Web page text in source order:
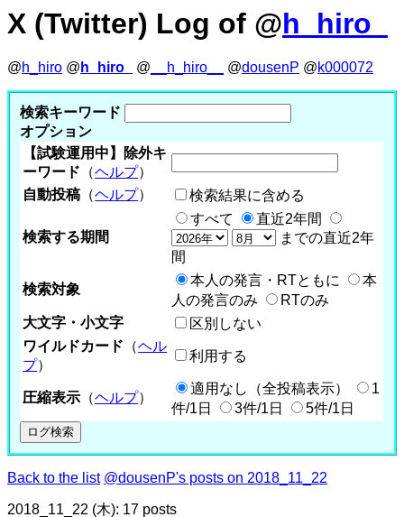
X (Twitter) Log of @h_hiro_
@h_hiro @ h_hiro_ @ __h_hiro__ @dousenP @k000072
検索キーワード
オプション
【試験運用中】除外キ
ーワード （ヘルプ）
自動投稿 （ヘルプ） 検索結果に含める
検索する期間
すべて
直近2年間
までの直近2年
間
検索対象
本人の発言・RTともに
本
人の発言のみ
RTのみ
大文字・小文字
区別しない
ワイルドカード （ヘル
プ）
利用する
圧縮表示 （ヘルプ）
適用なし（全投稿表示）
1
件/1日
3件/1日 5件/1日
Back to the list @dousenP's posts on 2018_11_22
2018_11_22 (木): 17 posts